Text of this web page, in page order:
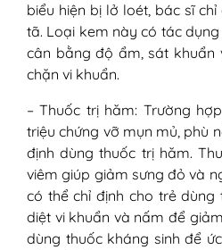
biểu hiện bị lở loét, bác sĩ
tã. Loại kem này có tác
cân bằng độ ẩm, sát
chặn vi khuẩn.
– Thuốc trị hăm: Trường
triệu chứng vỡ mụn mủ, phù
định dùng thuốc trị hăm.
viêm giúp giảm sưng đỏ và
có thể chỉ định cho trẻ
diệt vi khuẩn và nấm để
dùng thuốc kháng sinh để